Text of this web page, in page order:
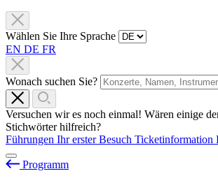
Wählen Sie Ihre Sprache
EN DE FR
Wonach suchen Sie?
Versuchen wir es noch einmal! Wären einige
Stichwörter hilfreich?
Führungen Ihr erster Besuch Ticketinformation
Programm